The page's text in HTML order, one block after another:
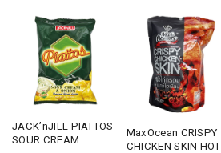
JACK’nJILL PIATTOS
SOUR CREAM
MaxOcean CRISPY
CHICKEN SKIN HOT